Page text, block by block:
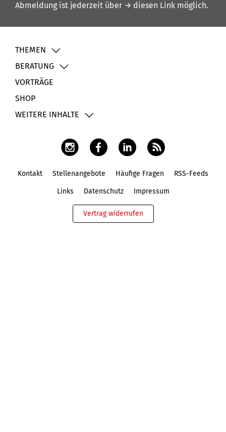
Abmeldung ist jederzeit über → diesen Link möglich.
THEMEN
BERATUNG
VORTRÄGE
SHOP
WEITERE INHALTE
Kontakt Stellenangebote Häufige Fragen RSS-Feeds
Links Datenschutz Impressum
Vertrag widerrufen